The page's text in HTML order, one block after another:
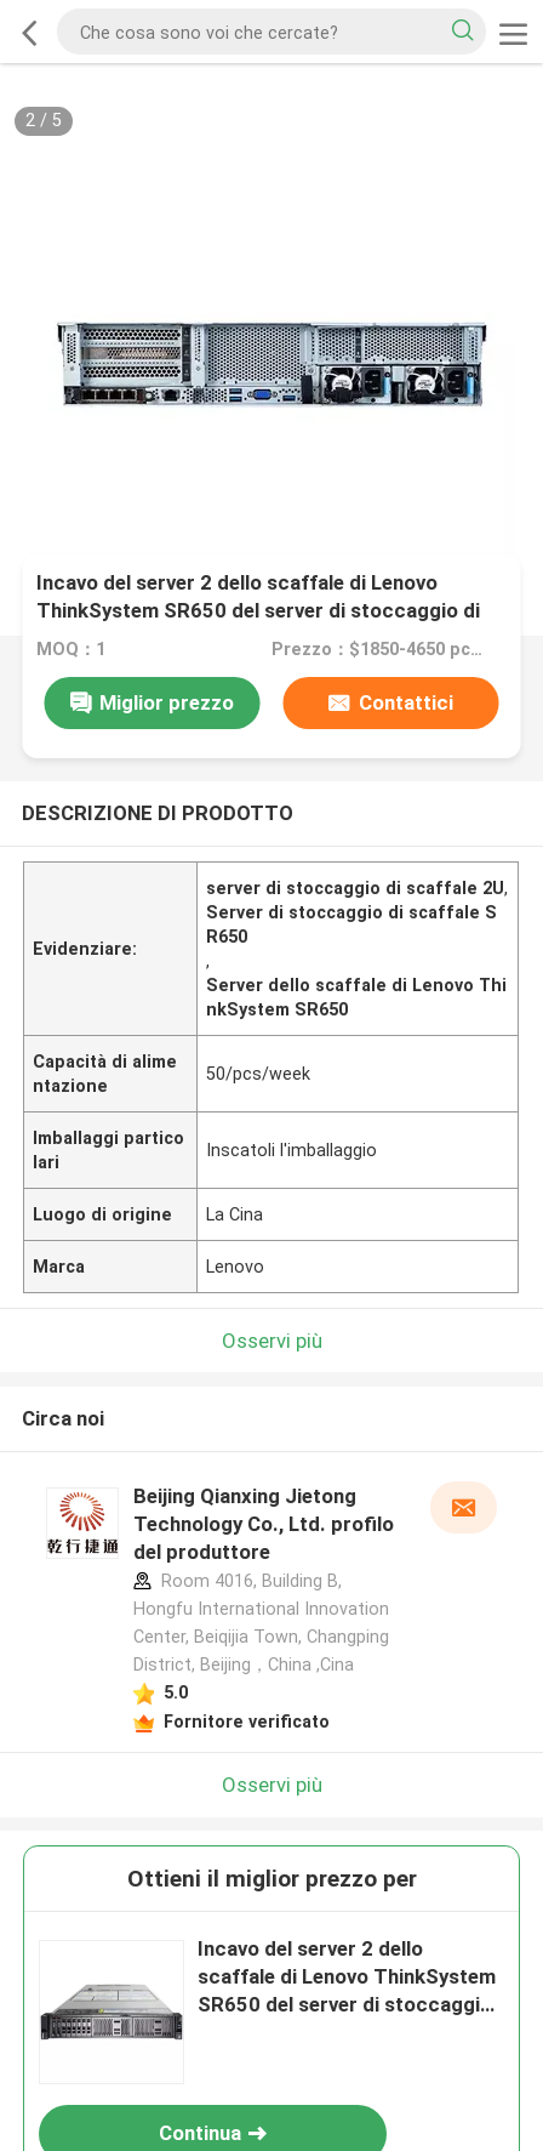
2/ 5
Incavo del server 2 dello scaffale di Lenovo
ThinkSystem SR650 del server di stoccaggio di
scaffale 2U
MOQ：1 Prezzo：$1850-4650 pcs Negotiable
Miglior prezzo Contattici
DESCRIZIONE DI PRODOTTO
Evidenziare:
server di stoccaggio di scaffale 2U,
Server di stoccaggio di scaffale S
R650
,
Server dello scaffale di Lenovo Thi
nkSystem SR650
Capacità di alime
ntazione
50/pcs/week
Imballaggi partico
lari
Inscatoli l'imballaggio
Luogo di origine La Cina
Marca Lenovo
Osservi più
Circa noi
Beijing Qianxing Jietong
Technology Co., Ltd. profilo
del produttore
Room 4016, Building B,
Hongfu International Innovation
Center, Beiqijia Town, Changping
District, Beijing，China ,Cina
5.0
Fornitore verificato
Osservi più
Ottieni il miglior prezzo per
Incavo del server 2 dello
scaffale di Lenovo ThinkSystem
SR650 del server di stoccaggio
Continua